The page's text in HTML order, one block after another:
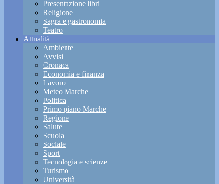
Presentazione libri
Religione
Sagra e gastronomia
Teatro
Attualità
Ambiente
Avvisi
Cronaca
Economia e finanza
Lavoro
Meteo Marche
Politica
Primo piano Marche
Regione
Salute
Scuola
Sociale
Sport
Tecnologia e scienze
Turismo
Università